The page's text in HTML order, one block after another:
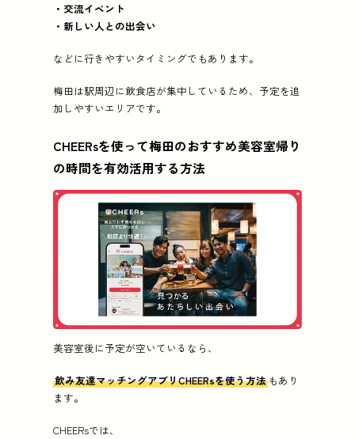
・交流イベント
・新しい人との出会い
などに行きやすいタイミングでもあります。
梅田は駅周辺に飲食店が集中しているため、予定を追
加しやすいエリアです。
CHEERsを使って梅田のおすすめ美容室帰り
の時間を有効活用する方法
美容室後に予定が空いているなら、
飲み友達マッチングアプリCHEERsを使う方法もあり
ます。
CHEERsでは、